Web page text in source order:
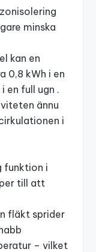
minska
kan en
0,8 kWh i en
en full ugn .
ännu
i
funktion i
till att
fläkt sprider
– vilket